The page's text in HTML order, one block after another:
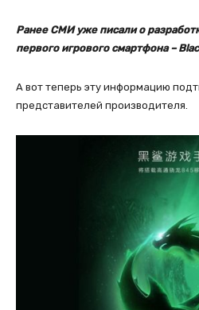
Ранее СМИ уже писали о
первого игрового смартфона –
А вот теперь эту информацию
представителей производителя.